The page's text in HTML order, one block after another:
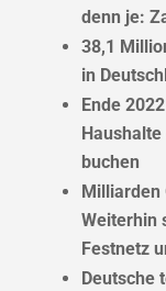
denn je:
38,1
in
Ende
buchen
Milliarden
Weiterhin
Festnetz
Deutsche